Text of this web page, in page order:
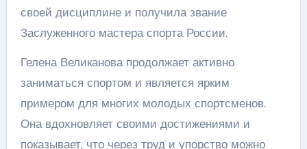
своей дисциплине и получила звание
Заслуженного мастера спорта России.
Гелена Великанова продолжает активно
заниматься спортом и является ярким
примером для многих молодых спортсменов.
Она вдохновляет своими достижениями и
показывает, что через труд и упорство можно